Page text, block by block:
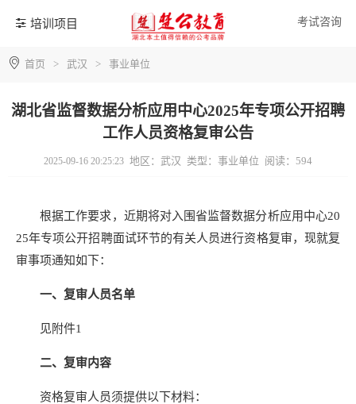
培训项目 考试咨询
首页 > 武汉 > 事业单位
湖北省监督数据分析应用中心2025年专项公开招聘
工作人员资格复审公告
2025-09-16 20:25:23 地区：武汉 类型：事业单位 阅读：594
根据工作要求，近期将对入围省监督数据分析应用中心20
25年专项公开招聘面试环节的有关人员进行资格复审，现就复
审事项通知如下：
一、复审人员名单
见附件1
二、复审内容
资格复审人员须提供以下材料：